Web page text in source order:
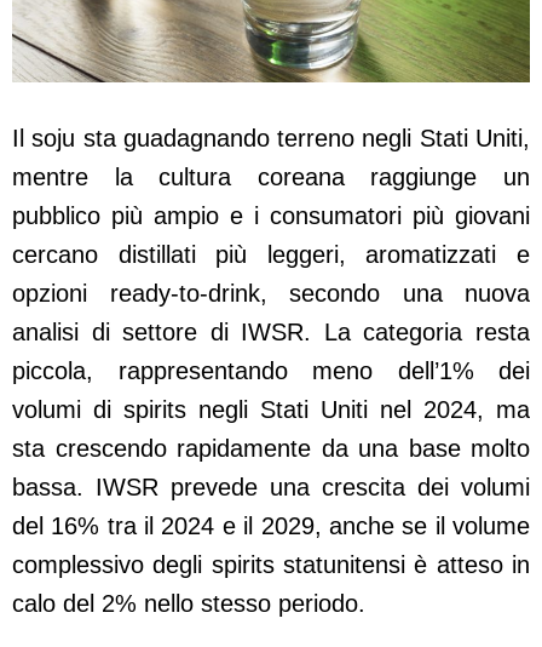
Il soju sta guadagnando terreno negli Stati Uniti,
mentre la cultura coreana raggiunge un
pubblico più ampio e i consumatori più giovani
cercano distillati più leggeri, aromatizzati e
opzioni ready-to-drink, secondo una nuova
analisi di settore di IWSR. La categoria resta
piccola, rappresentando meno dell’1% dei
volumi di spirits negli Stati Uniti nel 2024, ma
sta crescendo rapidamente da una base molto
bassa. IWSR prevede una crescita dei volumi
del 16% tra il 2024 e il 2029, anche se il volume
complessivo degli spirits statunitensi è atteso in
calo del 2% nello stesso periodo.